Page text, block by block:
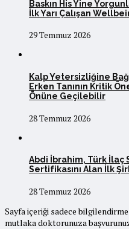
Baskın His Yine
İlk Yarı Çalışan
29 Temmuz 2026
Kalp Yetersizliğine
Erken Tanının Kritik
Önüne Geçilebilir
28 Temmuz 2026
Abdi İbrahim, Türk İlaç
Sertifikasını Alan İlk
28 Temmuz 2026
Sayfa içeriği sadece
mutlaka doktorunuza